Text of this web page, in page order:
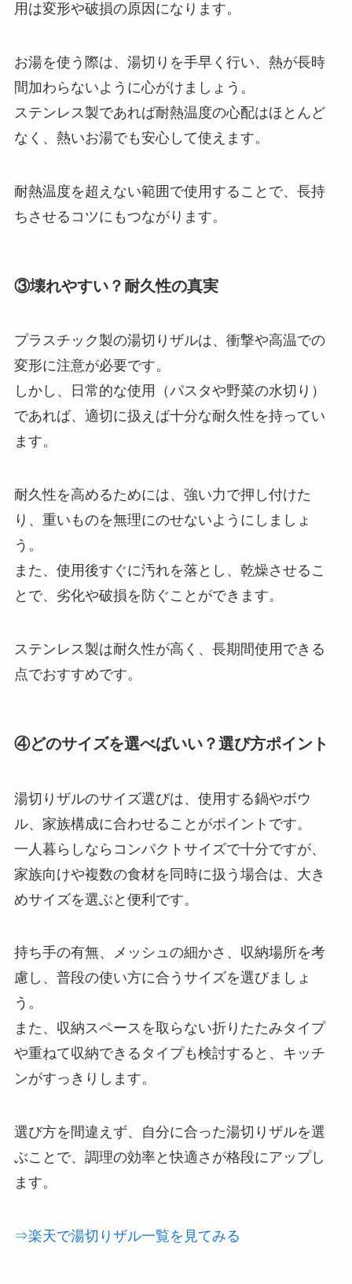
用は変形や破損の原因になります。
お湯を使う際は、湯切りを手早く行い、熱が長時
間加わらないように心がけましょう。
ステンレス製であれば耐熱温度の心配はほとんど
なく、熱いお湯でも安心して使えます。
耐熱温度を超えない範囲で使用することで、長持
ちさせるコツにもつながります。
③壊れやすい？耐久性の真実
プラスチック製の湯切りザルは、衝撃や高温での
変形に注意が必要です。
しかし、日常的な使用（パスタや野菜の水切り）
であれば、適切に扱えば十分な耐久性を持ってい
ます。
耐久性を高めるためには、強い力で押し付けた
り、重いものを無理にのせないようにしましょ
う。
また、使用後すぐに汚れを落とし、乾燥させるこ
とで、劣化や破損を防ぐことができます。
ステンレス製は耐久性が高く、長期間使用できる
点でおすすめです。
④どのサイズを選べばいい？選び方ポイント
湯切りザルのサイズ選びは、使用する鍋やボウ
ル、家族構成に合わせることがポイントです。
一人暮らしならコンパクトサイズで十分ですが、
家族向けや複数の食材を同時に扱う場合は、大き
めサイズを選ぶと便利です。
持ち手の有無、メッシュの細かさ、収納場所を考
慮し、普段の使い方に合うサイズを選びましょ
う。
また、収納スペースを取らない折りたたみタイプ
や重ねて収納できるタイプも検討すると、キッチ
ンがすっきりします。
選び方を間違えず、自分に合った湯切りザルを選
ぶことで、調理の効率と快適さが格段にアップし
ます。
⇒楽天で湯切りザル一覧を見てみる